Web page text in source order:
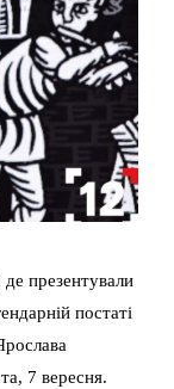
презентували
постаті
7 вересня.